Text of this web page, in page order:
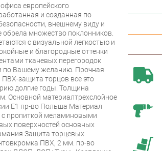
европейского
и созданная по
внешнему виду и
обрела множество поклонников.
с визуальной легкостью и
и благородные оттенки
тканевых перегородок
по Вашему желанию. Прочная
защита торцов все это
долгие годы. Толщина
Основной материалтрехслойное
Е1 пр-во Польша Материал
пропиткой меламиновыми
поверхностей основных
Защита торцевых
ПВХ, 2 мм. пр-во